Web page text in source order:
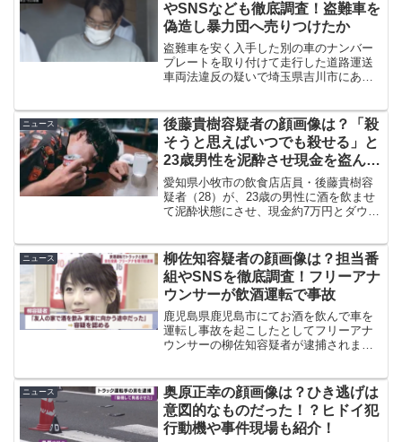
やSNSなども徹底調査！盗難車を
偽造し暴力団へ売りつけたか
盗難車を安く入手した別の車のナンバー
プレートを取り付けて走行した道路運送
車両法違反の疑いで埼玉県吉川市にある
瀧口洋一容疑者の事件概要はもちろんの
こと、顔画像や職業、S...
ニュース
後藤貴樹容疑者の顔画像は？「殺
そうと思えばいつでも殺せる」と
23歳男性を泥酔させ現金を盗んだ
事件を調査！
愛知県小牧市の飲食店店員・後藤貴樹容
疑者（28）が、23歳の男性に酒を飲ませ
て泥酔状態にさせ、現金約7万円とダウン
物なのでしょうか。この記事では、顔画
像やプロフィール...
ニュース
柳佐知容疑者の顔画像は？担当番
組やSNSを徹底調査！フリーアナ
ウンサーが飲酒運転で事故
鹿児島県鹿児島市にてお酒を飲んで車を
運転し事故を起こしたとしてフリーアナ
ウンサーの柳佐知容疑者が逮捕されまし
ト上の反応など調査した内容を紹介して
いきます！
ニュース
奥原正幸の顔画像は？ひき逃げは
意図的なものだった！？ヒドイ犯
行動機や事件現場も紹介！